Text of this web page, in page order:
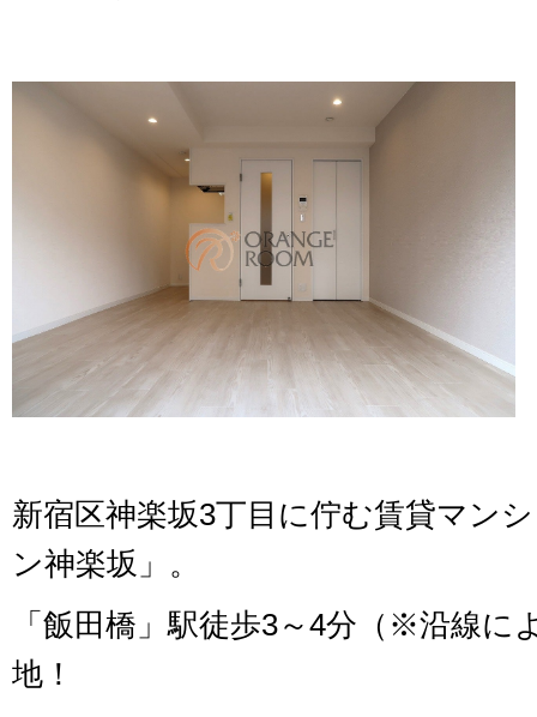
新宿区神楽坂3丁目に佇む賃貸マン
ン神楽坂」。
「飯田橋」駅徒歩3～4分（※沿線に
地！